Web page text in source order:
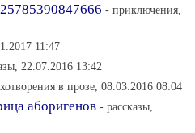
- приключения,
11:47
22.07.2016 13:42
в прозе, 08.03.2016 08:04
аборигенов - рассказы,